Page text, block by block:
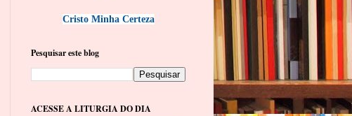
Cristo Minha Certeza
Pesquisar este blog
ACESSE A LITURGIA DO DIA